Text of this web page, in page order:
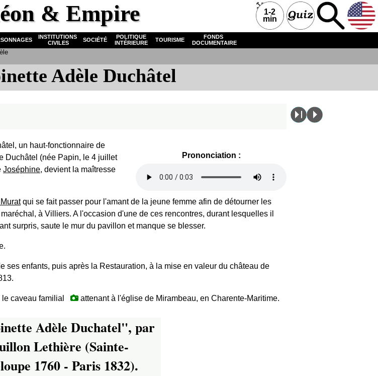
& Empire
Adèle Duchâtel
Prononciation :
un haut-fonctionnaire de
Duchâtel (née Papin, le 4 juillet
Joséphine, devient la maîtresse
qui se fait passer pour l'amant de la jeune femme afin de détourner les
à Villiers. A l'occasion d'une de ces rencontres, durant lesquelles il
surpris, saute le mur du pavillon et manque se blesser.
ses enfants, puis après la Restauration, à la mise en valeur du château de
le caveau familial attenant à l'église de Mirambeau, en Charente-Maritime.
Adèle Duchatel", par
Lethière (Sainte-
1760 - Paris 1832).
INSTITUTIONS
CIVILES
SOCIÉTÉ
POLITIQUE
INTÉRIEURE
TOURISME
FONDS
DOCUMENTAIRE
1-2
min